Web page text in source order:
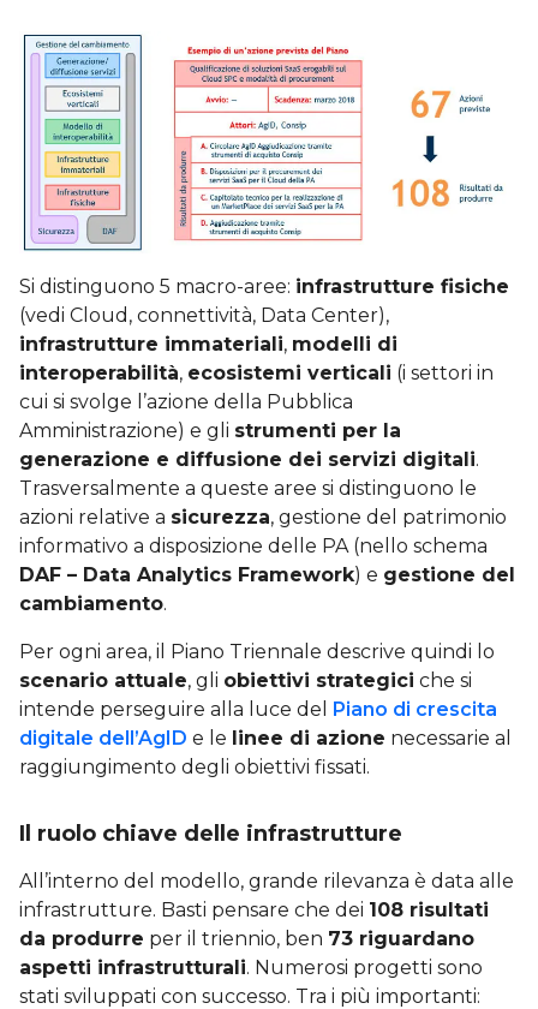
Si distinguono 5 macro-aree: infrastrutture fisiche
(vedi Cloud, connettività, Data Center),
infrastrutture immateriali, modelli di
interoperabilità, ecosistemi verticali (i settori in
cui si svolge l’azione della Pubblica
Amministrazione) e gli strumenti per la
generazione e diffusione dei servizi digitali.
Trasversalmente a queste aree si distinguono le
azioni relative a sicurezza, gestione del patrimonio
informativo a disposizione delle PA (nello schema
DAF – Data Analytics Framework) e gestione del
cambiamento.
Per ogni area, il Piano Triennale descrive quindi lo
scenario attuale, gli obiettivi strategici che si
intende perseguire alla luce del Piano di crescita
digitale dell’AgID e le linee di azione necessarie al
raggiungimento degli obiettivi fissati.
Il ruolo chiave delle infrastrutture
All’interno del modello, grande rilevanza è data alle
infrastrutture. Basti pensare che dei 108 risultati
da produrre per il triennio, ben 73 riguardano
aspetti infrastrutturali. Numerosi progetti sono
stati sviluppati con successo. Tra i più importanti: